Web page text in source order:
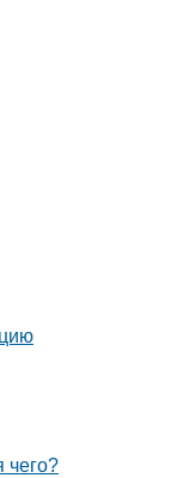
чего?